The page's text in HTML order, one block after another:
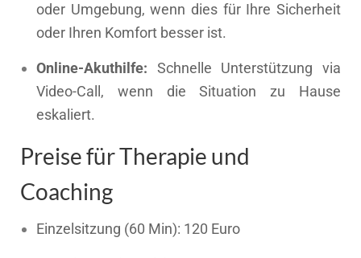
oder Umgebung, wenn dies für Ihre Sicherheit
oder Ihren Komfort besser ist.
Online-Akuthilfe: Schnelle Unterstützung via
Video-Call, wenn die Situation zu Hause
eskaliert.
Preise für Therapie und
Coaching
Einzelsitzung (60 Min): 120 Euro